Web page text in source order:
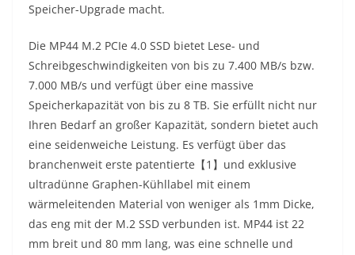
Speicher-Upgrade macht.
Die MP44 M.2 PCIe 4.0 SSD bietet Lese- und
Schreibgeschwindigkeiten von bis zu 7.400 MB/s bzw.
7.000 MB/s und verfügt über eine massive
Speicherkapazität von bis zu 8 TB. Sie erfüllt nicht nur
Ihren Bedarf an großer Kapazität, sondern bietet auch
eine seidenweiche Leistung. Es verfügt über das
branchenweit erste patentierte【1】und exklusive
ultradünne Graphen-Kühllabel mit einem
wärmeleitenden Material von weniger als 1mm Dicke,
das eng mit der M.2 SSD verbunden ist. MP44 ist 22
mm breit und 80 mm lang, was eine schnelle und